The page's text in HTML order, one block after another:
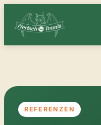
Inhalt
springen
REFERENZEN